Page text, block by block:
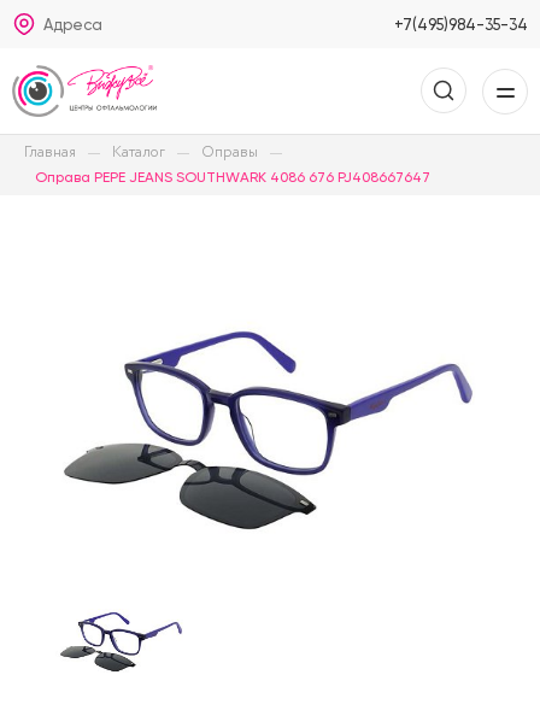
Адреса +7(495)984-35-34
Главная Каталог Оправы
Оправа PEPE JEANS SOUTHWARK 4086 676 PJ408667647